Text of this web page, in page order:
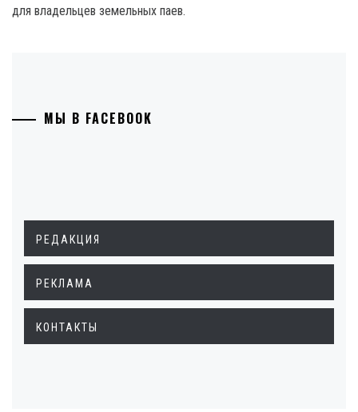
для владельцев земельных паев.
МЫ В FACEBOOK
РЕДАКЦИЯ
РЕКЛАМА
КОНТАКТЫ